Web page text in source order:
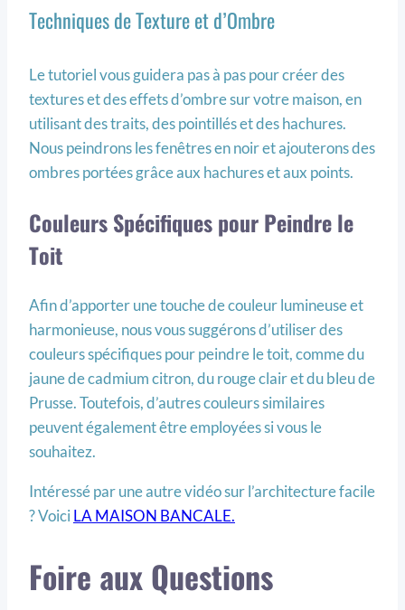
Techniques de Texture et d’Ombre
Le tutoriel vous guidera pas à pas pour créer des
textures et des effets d’ombre sur votre maison, en
utilisant des traits, des pointillés et des hachures.
Nous peindrons les fenêtres en noir et ajouterons des
ombres portées grâce aux hachures et aux points.
Couleurs Spécifiques pour Peindre le
Toit
Afin d’apporter une touche de couleur lumineuse et
harmonieuse, nous vous suggérons d’utiliser des
couleurs spécifiques pour peindre le toit, comme du
jaune de cadmium citron, du rouge clair et du bleu de
Prusse. Toutefois, d’autres couleurs similaires
peuvent également être employées si vous le
souhaitez.
Intéressé par une autre vidéo sur l’architecture facile
? VoiciLA MAISON BANCALE.
Foire aux Questions